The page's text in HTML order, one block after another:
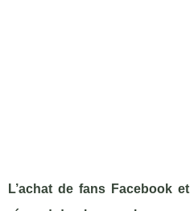
L’achat de fans Facebook